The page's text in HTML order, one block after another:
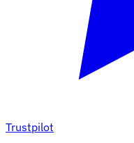
Trustpilot